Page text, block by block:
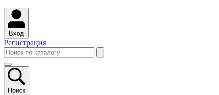
Вход
Регистрация
Поиск